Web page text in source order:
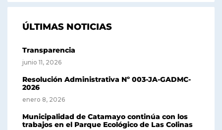
ÚLTIMAS NOTICIAS
Transparencia
junio 11, 2026
Resolución Administrativa Nº 003-JA-GADMC-
2026
enero 8, 2026
Municipalidad de Catamayo continúa con los
trabajos en el Parque Ecológico de Las Colinas